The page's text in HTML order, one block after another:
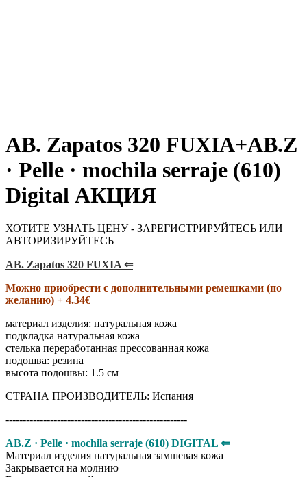
AB. Zapatos 320 FUXIA+AB.Z
· Pelle · mochila serraje (610)
Digital АКЦИЯ
ХОТИТЕ УЗНАТЬ ЦЕНУ - ЗАРЕГИСТРИРУЙТЕСЬ ИЛИ
АВТОРИЗИРУЙТЕСЬ
AB. Zapatos 320 FUXIA ⇐
Можно приобрести с дополнительными ремешками (по
желанию) + 4.34€
материал изделия: натуральная кожа
подкладка натуральная кожа
стелька переработанная прессованная кожа
подошва: резина
высота подошвы: 1.5 см
СТРАНА ПРОИЗВОДИТЕЛЬ: Испания
-----------------------------------------------------
AB.Z · Pelle · mochila serraje (610) DIGITAL ⇐
Материал изделия натуральная замшевая кожа
Закрывается на молнию